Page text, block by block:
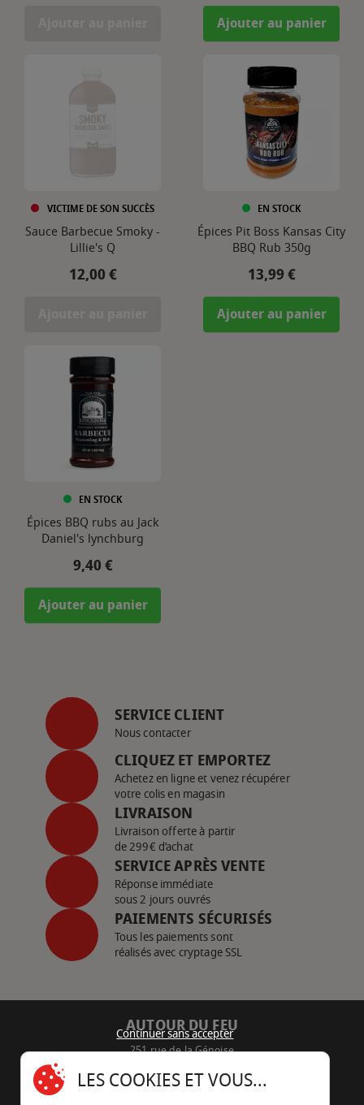
Ajouter au panier
VICTIME DE SON SUCCÈS
Sauce Barbecue Smoky -
Lillie's Q
Prix
12,00 €
EN STOCK
Épices Pit Boss Kansas City
BBQ Rub 350g
Prix
13,99 €
Ajouter au panier
EN STOCK
Épices BBQ rubs au Jack
Daniel's lynchburg
Prix
9,40 €
Ajouter au panier
SERVICE CLIENT
Nous contacter
CLIQUEZ ET EMPORTEZ
Achetez en ligne et venez récupérer
votre colis en magasin
LIVRAISON
Livraison offerte à partir
de 299€ d’achat
SERVICE APRÈS VENTE
Réponse immédiate
sous 2 jours ouvrés
PAIEMENTS SÉCURISÉS
Tous les paiements sont
réalisés avec cryptage SSL
AUTOUR DU FEU
251 rue de la Génoise
05 45 22 98 09
Continuer sans accepter
LES COOKIES ET VOUS...